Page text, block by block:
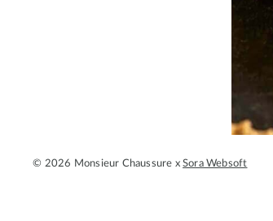
© 2026 Monsieur Chaussure xSora Websoft